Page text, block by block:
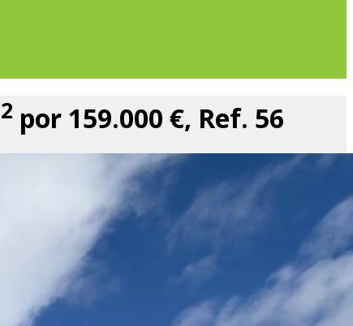
2 por 159.000 €, Ref. 56